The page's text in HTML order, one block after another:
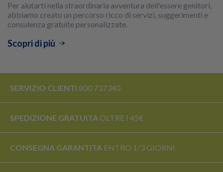
Per aiutarti nella straordinaria avventura dell'essere genitori,
abbiamo creato un percorso ricco di servizi, suggerimenti e
consulenza gratuite personalizzate.
Scopri di più
SERVIZIO CLIENTI 800 737340
SPEDIZIONE GRATUITA OLTRE I 45€
CONSEGNA GARANTITA ENTRO 1/3 GIORNI